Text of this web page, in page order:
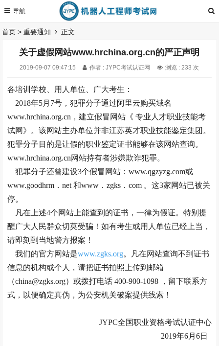
首页 >重要通知 正文
关于虚假网站www.hrchina.org.cn的严正声明
2019-09-07 09:47:15 作者 : JYPC考试认证网 浏览 : 233 次
各培训学校、用人单位、广大考生：
2018年5月7号，犯罪分子通过阿里云购买域名
www.hrchina.org.cn，建立假冒网站《 专业人才职业技能考
试网》。该网站主办单位并非江苏英才职业技能鉴定集团。
犯罪分子目的是让假的职业鉴定证书能够在该网站查询。
www.hrchina.org.cn网站持有者涉嫌欺诈犯罪。
犯罪分子还曾建设3个假冒网站：www.qgzyzg.com或
www.goodhrm．net 和www．zgks．com 。这3家网站已被关
停。
凡在上述4个网站上能查到的证书，一律为假证。特别提
醒广大人民群众切莫受骗！如有考生或用人单位已经上当，
请即刻到当地警方报案！
我们的官方网站是www.zgks.org。凡在网站查询不到证书
信息的机构或个人，请把证书拍照上传到邮箱
（china@zgks.org）或拨打电话 400-900-1098 ，留下联系方
式，以便确定真伪，为公安机关破案提供线索！
JYPC全国职业资格考试认证中心
2019年6月6日